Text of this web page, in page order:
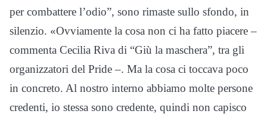
per combattere l’odio”, sono rimaste sullo sfondo, in
silenzio. «Ovviamente la cosa non ci ha fatto piacere –
commenta Cecilia Riva di “Giù la maschera”, tra gli
organizzatori del Pride –. Ma la cosa ci toccava poco
in concreto. Al nostro interno abbiamo molte persone
credenti, io stessa sono credente, quindi non capisco